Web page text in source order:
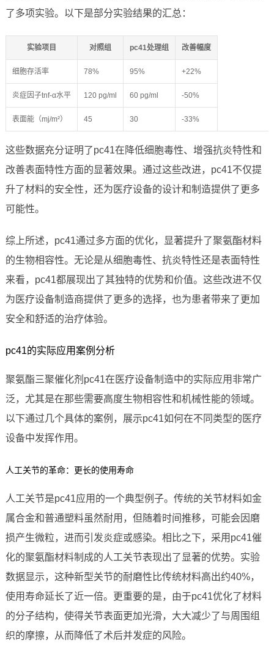
了多项实验。以下是部分实验结果的汇总：
实验项目 对照组 pc41处理组 改善幅度
细胞存活率 78% 95% +22%
炎症因子tnf-α水平 120 pg/ml 60 pg/ml -50%
表面能（mj/m²） 45 30 -33%
这些数据充分证明了pc41在降低细胞毒性、增强抗炎特性和
改善表面特性方面的显著效果。通过这些改进，pc41不仅提
升了材料的安全性，还为医疗设备的设计和制造提供了更多
可能性。
综上所述，pc41通过多方面的优化，显著提升了聚氨酯材料
的生物相容性。无论是从细胞毒性、抗炎特性还是表面特性
来看，pc41都展现出了其独特的优势和价值。这些改进不仅
为医疗设备制造商提供了更多的选择，也为患者带来了更加
安全和舒适的治疗体验。
pc41的实际应用案例分析
聚氨酯三聚催化剂pc41在医疗设备制造中的实际应用非常广
泛，尤其是在那些需要高度生物相容性和机械性能的领域。
以下通过几个具体的案例，展示pc41如何在不同类型的医疗
设备中发挥作用。
人工关节的革命：更长的使用寿命
人工关节是pc41应用的一个典型例子。传统的关节材料如金
属合金和普通塑料虽然耐用，但随着时间推移，可能会因磨
损产生微粒，进而引发炎症或感染。相比之下，采用pc41催
化的聚氨酯材料制成的人工关节表现出了显著的优势。实验
数据显示，这种新型关节的耐磨性比传统材料高出约40%，
使用寿命延长了近一倍。更重要的是，由于pc41优化了材料
的分子结构，使得关节表面更加光滑，大大减少了与周围组
织的摩擦，从而降低了术后并发症的风险。